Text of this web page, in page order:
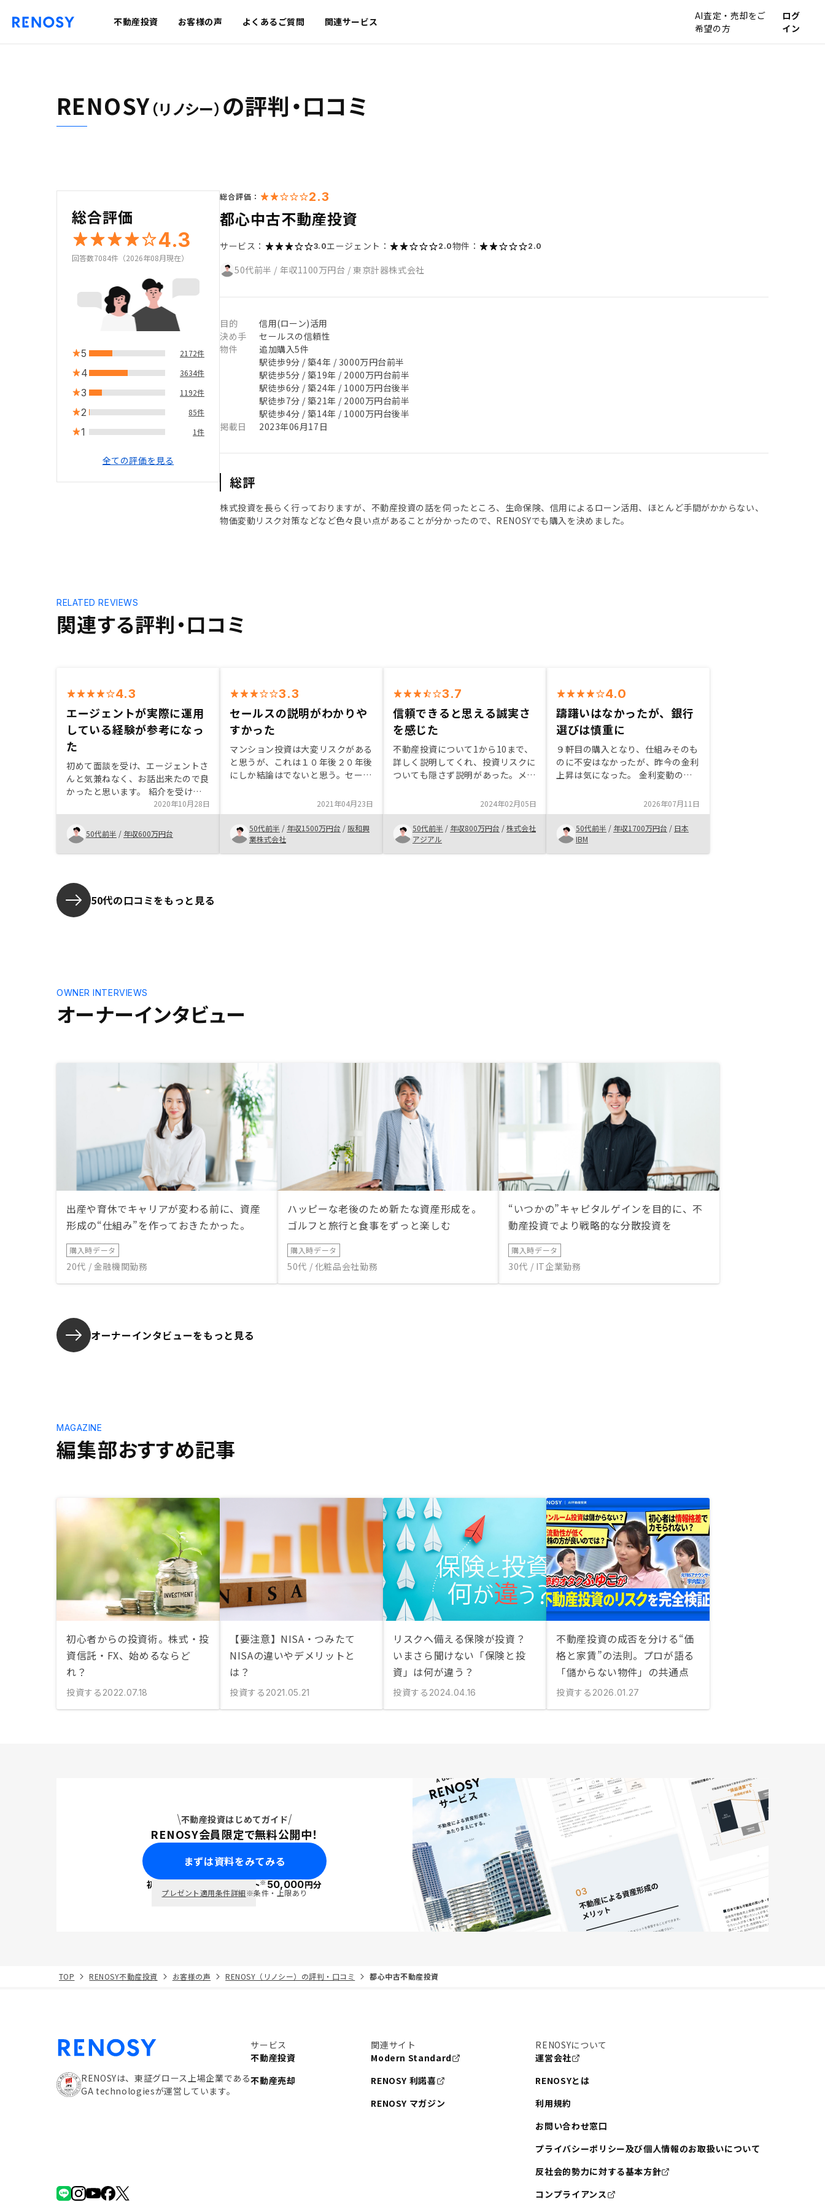
不動産投資 お客様の声 よくあるご質問 関連サービス
AI査定・売却をご
希望の方
ログ
イン
RENOSY（リノシー） の評判・口コミ
総合評価
4.3
回答数7084件（2026年08月現在）
5 2172件
4 3634件
3 1192件
2 85件
1 1件
全ての評価を見る
総合評価： 2.3
都心中古不動産投資
サービス： 3.0エージェント： 2.0物件： 2.0
50代前半 / 年収1100万円台 /東京計器株式会社
目的
信用(ローン)活用
決め手
セールスの信頼性
物件
追加購入5件
駅徒歩9分 / 築4年 / 3000万円台前半
駅徒歩5分 / 築19年 / 2000万円台前半
駅徒歩6分 / 築24年 / 1000万円台後半
駅徒歩7分 / 築21年 / 2000万円台前半
駅徒歩4分 / 築14年 / 1000万円台後半
掲載日
2023年06月17日
総評
株式投資を長らく行っておりますが、不動産投資の話を伺ったところ、生命保険、信用によるローン活用、ほとんど手間がかからない、
物価変動リスク対策などなど色々良い点があることが分かったので、RENOSYでも購入を決めました。
関連する評判・口コミ
RELATED REVIEWS
4.3
エージェントが実際に運用
している経験が参考になっ
た
初めて面談を受け、エージェントさ
んと気兼ねなく、お話出来たので良
かったと思います。 紹介を受けた
物件が、気に入っていた地区の物件
で話が弾みました。 エージェント
さんも物件を持って、運用している
方ので、リスクの取り方、物件の良
し悪しの説明受けるのに、わかりや
介は、都市計画などの地図を資料と
して提供して欲しかったです。
2020年10月28日
50代前半 / 年収600万円台
3.3
セールスの説明がわかりや
すかった
マンション投資は大変リスクがある
と思うが、これは１０年後２０年後
にしか結論はでないと思う。セール
寄ったりだが、セールスマンの質に
より話がシャープであると感じ決め
てしまった。当然、上場会社である
事もプラス要因。残念な事は
MOPPYを通じて申し込んだが未だ
2021年04月23日
50代前半 / 年収1500万円台 / 阪和興
業株式会社
3.7
信頼できると思える誠実さ
を感じた
不動産投資について1から10まで、
詳しく説明してくれ、投資リスクに
ついても隠さず説明があった。メリ
方を誠実にレクチャーしてくれ、ど
んな些細な質問にも答えてもらえ信
頼できると思えたので、おすすめで
きる物件を選んでもらえる安心感が
あった。
2024年02月05日
50代前半 / 年収800万円台 /株式会社
アジアル
4.0
躊躇いはなかったが、銀行
選びは慎重に
９軒目の購入となり、仕組みそのも
のに不安はなかったが、昨今の金利
上昇は気になった。 金利変動のシ
い。 ローン枠の観点からどうして
も複数物件を所有すると複数銀行の
利用とならざるを得ないが、 正直
銀行ごとに金利や手続きの煩雑さが
かなり違うので、そこは担当者とよ
2026年07月11日
50代前半 / 年収1700万円台 / 日本
IBM
50代の口コミをもっと見る
オーナーインタビュー
OWNER INTERVIEWS
出産や育休でキャリアが変わる前に、資産
形成の“仕組み”を作っておきたかった。
購入時データ
20代 / 金融機関勤務
ハッピーな老後のため新たな資産形成を。
ゴルフと旅行と食事をずっと楽しむ
購入時データ
50代 / 化粧品会社勤務
“いつかの”キャピタルゲインを目的に、不
動産投資でより戦略的な分散投資を
購入時データ
30代 / IT企業勤務
オーナーインタビューをもっと見る
編集部おすすめ記事
MAGAZINE
初心者からの投資術。株式・投
資信託・FX、始めるならど
れ？
投資する 2022.07.18
【要注意】NISA・つみたて
NISAの違いやデメリットと
は？
投資する 2021.05.21
リスクへ備える保険が投資？
いまさら聞けない「保険と投
資」は何が違う？
投資する 2024.04.16
不動産投資の成否を分ける“価
格と家賃”の法則。プロが語る
「儲からない物件」の共通点
投資する 2026.01.27
不動産投資はじめてガイド
RENOSY会員限定で無料公開中！
まずは資料をみてみる
初回面談で ポイント※50,000円分
プレゼント適用条件詳細※条件・上限あり
TOP RENOSY不動産投資 お客様の声 RENOSY（リノシー）の評判・口コミ 都心中古不動産投資
RENOSYは、東証グロース上場企業である
GA technologiesが運営しています。
サービス
不動産投資
不動産売却
関連サイト
Modern Standard
RENOSY 利諾喜
RENOSY マガジン
RENOSYについて
運営会社
RENOSYとは
利用規約
お問い合わせ窓口
プライバシーポリシー及び個人情報のお取扱いについて
反社会的勢力に対する基本方針
コンプライアンス